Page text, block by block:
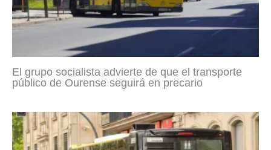
El grupo socialista advierte de que el transporte
público de Ourense seguirá en precario